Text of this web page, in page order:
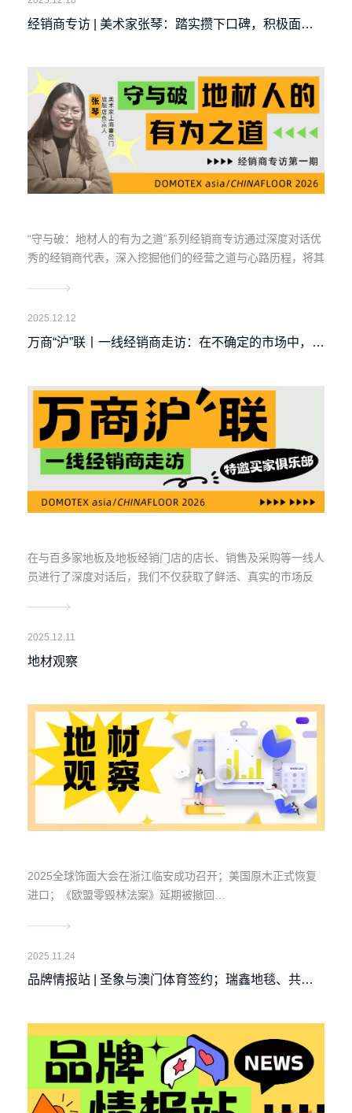
经销商专访 | 美术家张琴：踏实攒下口碑，积极面对
“守与破：地材人的有为之道”系列经销商专访通过深度对话优
秀的经销商代表，深入挖掘他们的经营之道与心路历程，将其
拾信心，找到属于自己的破局之道。
2025.12.12
万商“沪”联丨一线经销商走访：在不确定的市场中，探
在与百多家地板及地板经销门店的店长、销售及采购等一线人
员进行了深度对话后，我们不仅获取了鲜活、真实的市场反
2025.12.11
地材观察
2025全球饰面大会在浙江临安成功召开；美国原木正式恢复
进口；《欧盟零毁林法案》延期被撤回…
2025.11.24
品牌情报站 | 圣象与澳门体育签约；瑞鑫地毯、共创